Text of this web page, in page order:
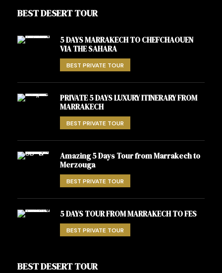
BEST DESERT TOUR
5 DAYS MARRAKECH TO CHEFCHAOUEN
VIA THE SAHARA
BEST PRIVATE TOUR
PRIVATE 5 DAYS LUXURY ITINERARY FROM
MARRAKECH
BEST PRIVATE TOUR
Amazing 5 Days Tour from Marrakech to
Merzouga
BEST PRIVATE TOUR
5 DAYS TOUR FROM MARRAKECH TO FES
BEST PRIVATE TOUR
BEST DESERT TOUR